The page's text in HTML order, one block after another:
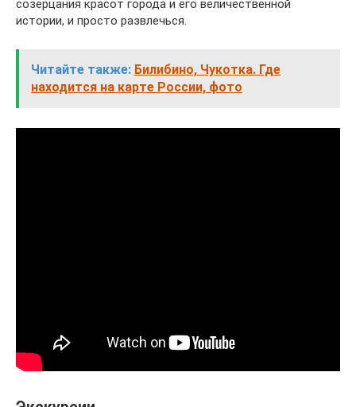
созерцания красот города и его величественной
истории, и просто развлечься.
Читайте также: Билибино, Чукотка. Где
находится на карте России, фото